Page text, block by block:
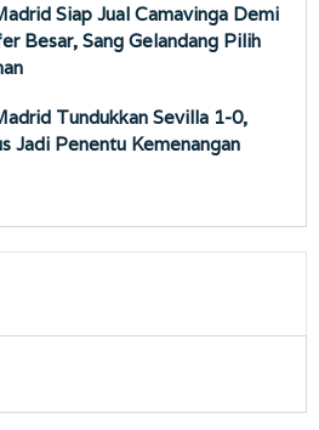
Siap Jual Camavinga Demi
Besar, Sang Gelandang Pilih
Tundukkan Sevilla 1-0,
Jadi Penentu Kemenangan